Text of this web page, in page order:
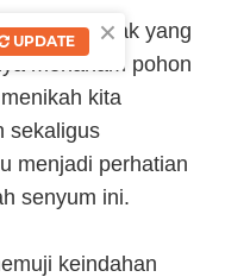
Seperti anak yang
menanam pohon
kita
sekaligus
menjadi perhatian
senyum ini.
keindahan
×
UPDATE